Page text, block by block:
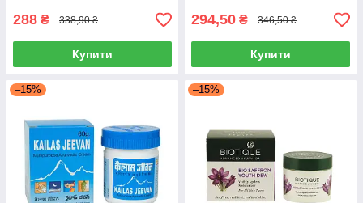
288 ₴ 338,90 ₴
Купити
294,50 ₴ 346,50 ₴
Купити
–15% –15%